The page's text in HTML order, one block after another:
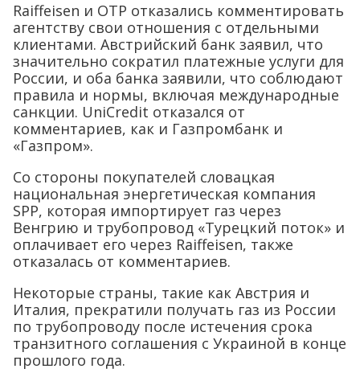
Raiffeisen и OTP отказались комментировать
агентству свои отношения с отдельными
клиентами. Австрийский банк заявил, что
значительно сократил платежные услуги для
России, и оба банка заявили, что соблюдают
правила и нормы, включая международные
санкции. UniCredit отказался от
комментариев, как и Газпромбанк и
«Газпром».
Со стороны покупателей словацкая
национальная энергетическая компания
SPP, которая импортирует газ через
Венгрию и трубопровод «Турецкий поток» и
оплачивает его через Raiffeisen, также
отказалась от комментариев.
Некоторые страны, такие как Австрия и
Италия, прекратили получать газ из России
по трубопроводу после истечения срока
транзитного соглашения с Украиной в конце
прошлого года.